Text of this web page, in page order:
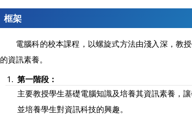
框架
電腦科的校本課程，以螺旋式方法由淺入深，教
的資訊素養。
第一階段：
主要教授學生基礎電腦知識及培養其資訊素養，
並培養學生對資訊科技的興趣。